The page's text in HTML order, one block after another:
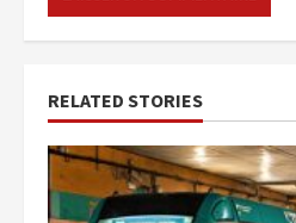
RELATED STORIES